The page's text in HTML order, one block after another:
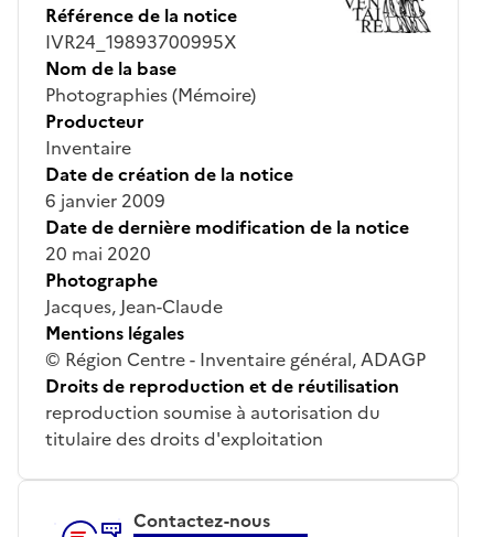
Référence de la notice
IVR24_19893700995X
Nom de la base
Photographies (Mémoire)
Producteur
Inventaire
Date de création de la notice
6 janvier 2009
Date de dernière modification de la notice
20 mai 2020
Photographe
Jacques, Jean-Claude
Mentions légales
© Région Centre - Inventaire général, ADAGP
Droits de reproduction et de réutilisation
reproduction soumise à autorisation du
titulaire des droits d'exploitation
Contactez-nous